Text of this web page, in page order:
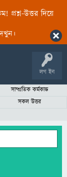
প্রশ্ন-উত্তর দিয়ে
লগ ইন
সাম্প্রতিক কর্মকান্ড
সকল উত্তর